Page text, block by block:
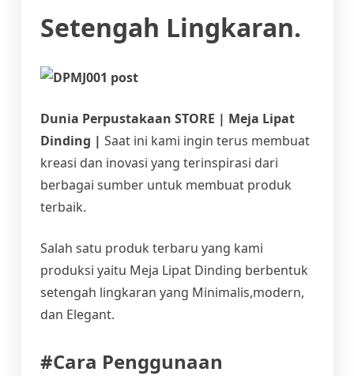
Setengah Lingkaran.
Dunia Perpustakaan STORE | Meja Lipat
Dinding | Saat ini kami ingin terus membuat
kreasi dan inovasi yang terinspirasi dari
berbagai sumber untuk membuat produk
terbaik.
Salah satu produk terbaru yang kami
produksi yaitu Meja Lipat Dinding berbentuk
setengah lingkaran yang Minimalis,modern,
dan Elegant.
#Cara Penggunaan